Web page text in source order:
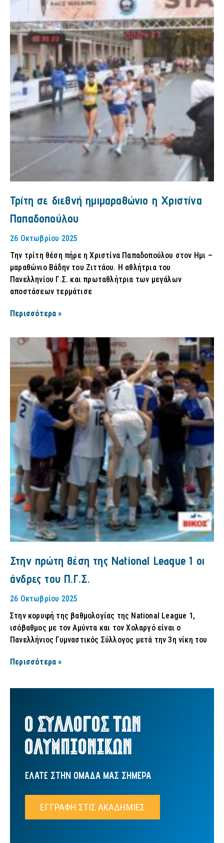
Τρίτη σε διεθνή ημιμαραθώνιο η Χριστίνα
Παπαδοπούλου
26 Οκτωβρίου 2025
Την τρίτη θέση πήρε η Χριστίνα Παπαδοπούλου στον Ημι –
μαραθώνιο Βάδην του Ζιττάου. Η αθλήτρια του
Πανελληνίου Γ.Σ. και πρωταθλήτρια των μεγάλων
αποστάσεων τερμάτισε
Περισσότερα »
Στην πρώτη θέση της National League 1 οι
άνδρες του Π.Γ.Σ.
26 Οκτωβρίου 2025
Στην κορυφή της βαθμολογίας της National League 1,
ισόβαθμος με τον Αμύντα και τον Χολαργό είναι ο
Πανελλήνιος Γυμναστικός Σύλλογος μετά την 3η νίκη του
Περισσότερα »
Ο ΣΥΛΛΟΓΟΣ ΤΩΝ
ΟΛΥΜΠΙΟΝΙΚΩΝ
ΕΛΑΤΕ ΣΤΗΝ ΟΜΑΔΑ ΜΑΣ ΣΗΜΕΡΑ
ΕΓΓΡΑΦΗ ΣΤΙΣ ΑΚΑΔΗΜΙΕΣ